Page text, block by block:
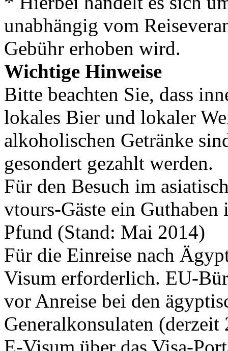
unabhängig vom
Gebühr erhoben wird.
Wichtige Hinweise
Bitte beachten Sie, dass
lokales Bier und lokaler
alkoholischen Getränke
gesondert gezahlt werden.
Für den Besuch im
vtours-Gäste ein
Pfund (Stand: Mai 2014)
Für die Einreise nach
Visum erforderlich. EU-
vor Anreise bei den
Generalkonsulaten